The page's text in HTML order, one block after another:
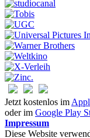
Jetzt kostenlos im
oder im Google Play
Impressum
Diese Website